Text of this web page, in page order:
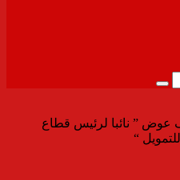
بحث
” نائبا لرئيس قطاع
“